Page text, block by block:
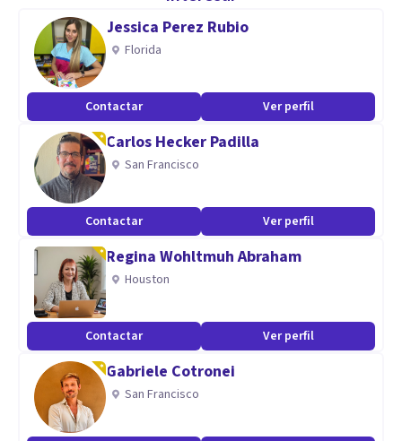
Más de 25 años de experiencia.
Trabajos anteriores: Hospital Nacional de Clínicas,
Instituto Di Rienzo, Fundación Despegar, Apross, Sipssa,
Fu.Bip.A. Facultad de Lenguas UNC.
Trabajo actual: Equipo Técnico del Juzgado de menores,
juventud, violencia familiar y penal. Poder Judicial de la
Provincia de Córdoba.
Aptitudes
Especialista en perfiles psicológicos y en diversos
trastornos mentales.
Jessica Perez Rubio
Florida
Contactar Ver perfil
Carlos Hecker Padilla
San Francisco
Contactar Ver perfil
Regina Wohltmuh Abraham
Houston
Contactar Ver perfil
Gabriele Cotronei
San Francisco